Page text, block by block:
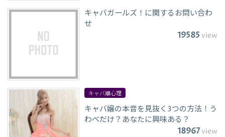
キャバガールズ！に関するお問い合わ
せ
19585 view
キャバ嬢心理
キャバ嬢の本音を見抜く3つの方法！う
わべだけ？あなたに興味ある？
18967view